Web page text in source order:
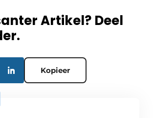
Artikel? Deel
Kopieer